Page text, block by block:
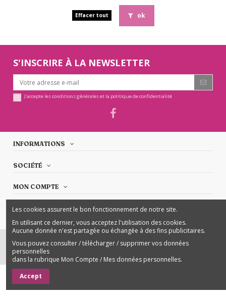
Effacer tout ok
S'INSCRIRE À LA NEWSLETTER
J'accepte les conditions générales et la politique de confidentialité
INFORMATIONS
SOCIÉTÉ
MON COMPTE
NOUS CONTACTER
BOUTIQUE ROZETTE © 2025 - Tous droits réservés
Les cookies assurent le bon fonctionnement de notre site.
En utilisant ce dernier, vous acceptez l'utilisation des cookies.
Aucune donnée n'est partagée ou échangée à des fins publicitaires.
Vous pouvez consulter / télécharger / supprimer vos données
personnelles
dans la rubrique Mon Compte / Mes données personnelles.
Accept